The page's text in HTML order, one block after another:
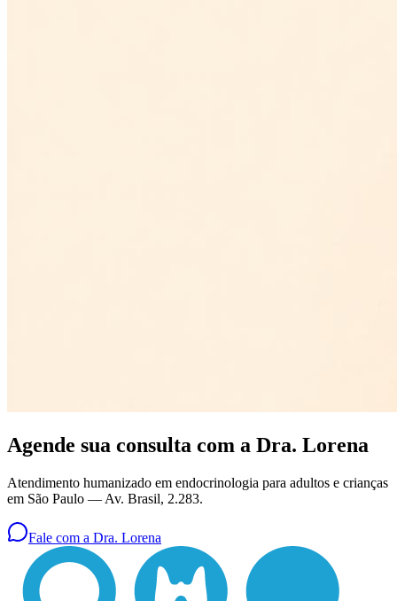
Agende sua consulta com a Dra. Lorena
Atendimento humanizado em endocrinologia para adultos e crianças
em São Paulo — Av. Brasil, 2.283.
Fale com a Dra. Lorena